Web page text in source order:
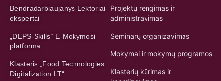
Bendradarbiaujanys Lektoriai-
ekspertai
„DEPS-Skills“ E-Mokymosi
platforma
Klasteris „Food Technologies
Digitalization LT“
Projektų rengimas ir
administravimas
Seminarų organizavimas
Mokymai ir mokymų programos
Klasterių kūrimas ir